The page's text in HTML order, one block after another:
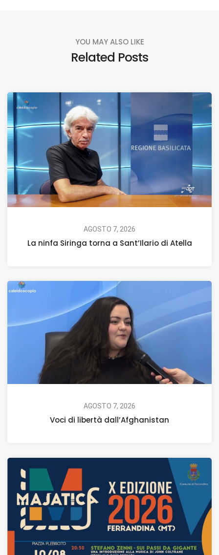
YOU MAY ALSO LIKE
Related Posts
AGOSTO 7, 2026
La ninfa Siringa torna a Sant’Ilario di Atella
AGOSTO 7, 2026
Voci di libertà dall’Afghanistan